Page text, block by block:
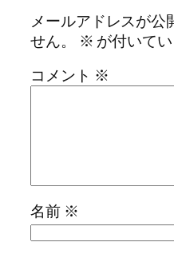
メールアドレスが公
せん。
※ が付いて
コメント ※
名前 ※